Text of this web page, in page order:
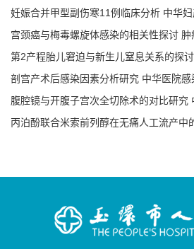
妊娠合并甲型副伤寒11例临床分析 中华
宫颈癌与梅毒螺旋体感染的相关性探讨
第2产程胎儿窘迫与新生儿窒息关系的探
剖宫产术后感染因素分析研究 中华医院感
腹腔镜与开腹子宫次全切除术的对比研究
丙泊酚联合米索前列醇在无痛人工流产中